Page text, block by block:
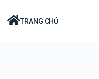
phần
TRANG CHỦ